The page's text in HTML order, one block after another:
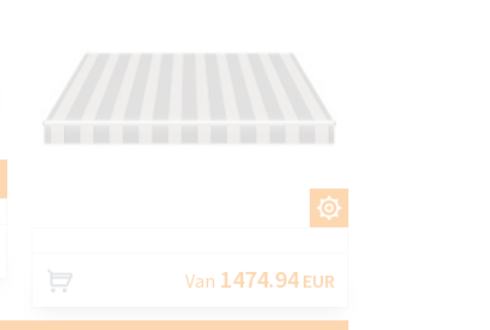
Van 1474.94 EUR